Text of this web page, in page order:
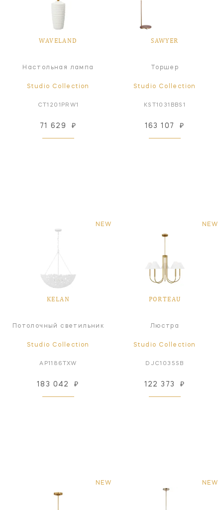
WAVELAND
Настольная лампа
Studio Collection
CT1201PRW1
71 629 ₽
SAWYER
Торшер
Studio Collection
KST1031BBS1
163 107 ₽
NEW
KELAN
Потолочный светильник
Studio Collection
AP1186TXW
183 042 ₽
NEW
PORTEAU
Люстра
Studio Collection
DJC1035SB
122 373 ₽
NEW NEW